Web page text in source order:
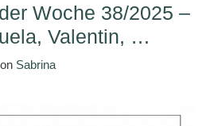
Woche 38/2025 –
Valentin, …
Sabrina